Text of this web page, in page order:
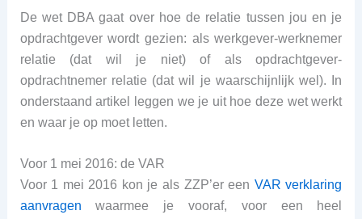
De wet DBA gaat over hoe de relatie tussen jou en je
opdrachtgever wordt gezien: als werkgever-werknemer
relatie (dat wil je niet) of als opdrachtgever-
opdrachtnemer relatie (dat wil je waarschijnlijk wel). In
onderstaand artikel leggen we je uit hoe deze wet werkt
en waar je op moet letten.
Voor 1 mei 2016: de VAR
Voor 1 mei 2016 kon je als ZZP’er een VAR verklaring
aanvragen waarmee je vooraf, voor een heel